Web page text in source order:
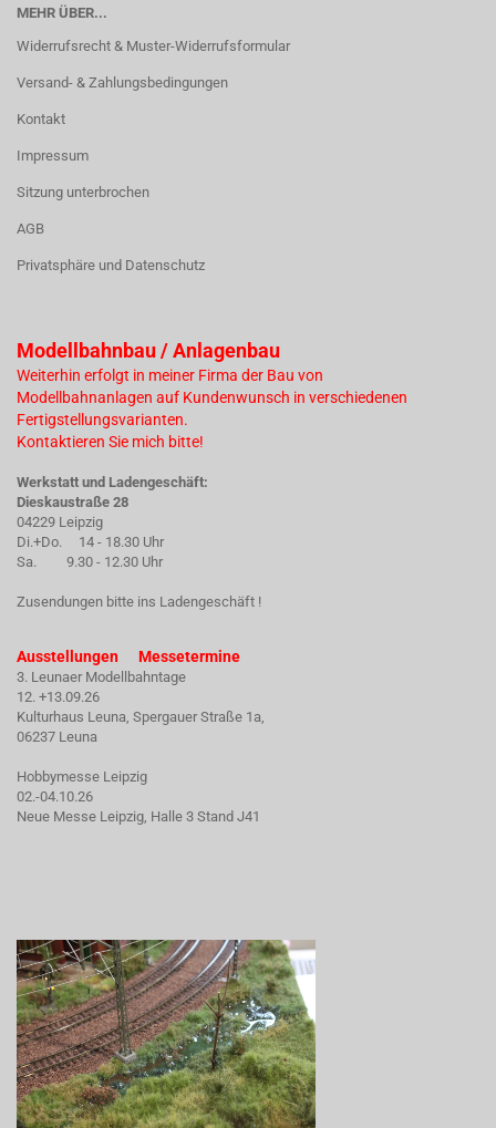
MEHR ÜBER...
Widerrufsrecht & Muster-Widerrufsformular
Versand- & Zahlungsbedingungen
Kontakt
Impressum
Sitzung unterbrochen
AGB
Privatsphäre und Datenschutz
Modellbahnbau / Anlagenbau
Weiterhin erfolgt in meiner Firma der Bau von
Modellbahnanlagen auf Kundenwunsch in verschiedenen
Fertigstellungsvarianten.
Kontaktieren Sie mich bitte!
Werkstatt und Ladengeschäft:
Dieskaustraße 28
04229 Leipzig
Di.+Do. 14 - 18.30 Uhr
Sa. 9.30 - 12.30 Uhr
Zusendungen bitte ins Ladengeschäft !
Ausstellungen Messetermine
3. Leunaer Modellbahntage
12. +13.09.26
Kulturhaus Leuna, Spergauer Straße 1a,
06237 Leuna
Hobbymesse Leipzig
02.-04.10.26
Neue Messe Leipzig, Halle 3 Stand J41